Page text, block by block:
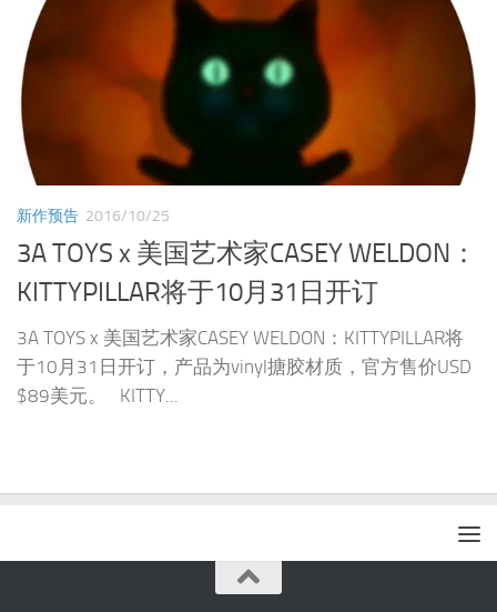
新作预告 2016/10/25
3A TOYS x 美国艺术家CASEY WELDON：
KITTYPILLAR将于10月31日开订
3A TOYS x 美国艺术家CASEY WELDON：KITTYPILLAR将
于10月31日开订，产品为vinyl搪胶材质，官方售价USD
$89美元。 KITTY...